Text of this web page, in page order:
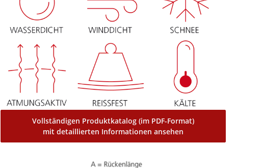
Vollständigen Produktkatalog (im PDF-Format)
mit detaillierten Informationen ansehen